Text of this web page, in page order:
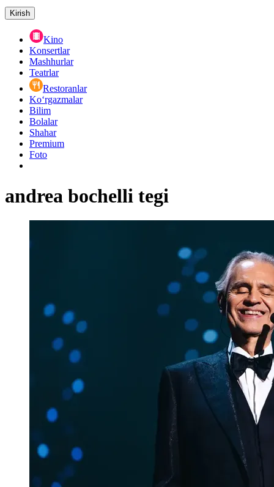
Kirish
Kino
Konsertlar
Mashhurlar
Teatrlar
Restoranlar
Ko‘rgazmalar
Bilim
Bolalar
Shahar
Premium
Foto
andrea bochelli tegi